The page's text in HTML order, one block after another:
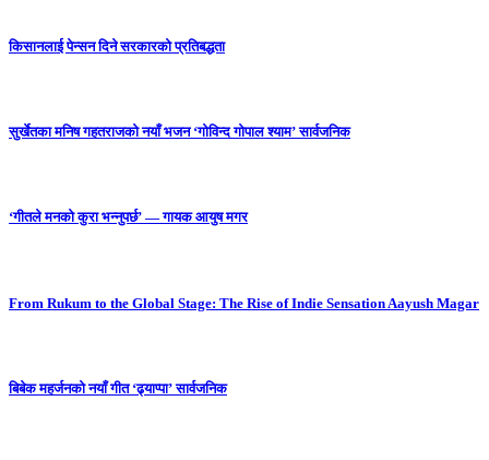
किसानलाई पेन्सन दिने सरकारको प्रतिबद्धता
सुर्खेतका मनिष गहतराजको नयाँ भजन ‘गोविन्द गोपाल श्याम’ सार्वजनिक
‘गीतले मनको कुरा भन्नुपर्छ’ — गायक आयुष मगर
From Rukum to the Global Stage: The Rise of Indie Sensation Aayush Magar
बिबेक महर्जनको नयाँ गीत ‘ढ्याप्पा’ सार्वजनिक